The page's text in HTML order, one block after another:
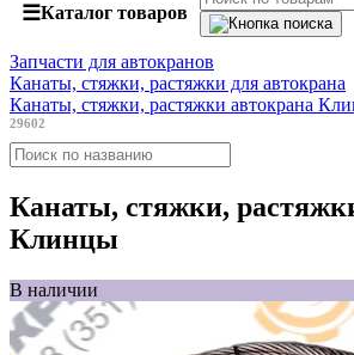
☰Каталог товаров
Запчасти для автокранов
Канаты, стяжки, растяжки для автокрана
Канаты, стяжки, растяжки автокрана
29602
Канаты, стяжки,
Клинцы
В наличии